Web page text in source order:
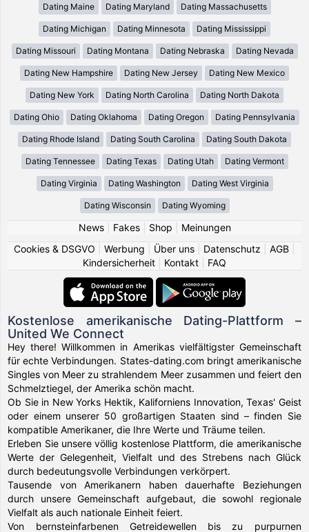
Dating Maine Dating Maryland Dating Massachusetts
Dating Michigan Dating Minnesota Dating Mississippi
Dating Missouri Dating Montana Dating Nebraska Dating Nevada
Dating New Hampshire Dating New Jersey Dating New Mexico
Dating New York Dating North Carolina Dating North Dakota
Dating Ohio Dating Oklahoma Dating Oregon Dating Pennsylvania
Dating Rhode Island Dating South Carolina Dating South Dakota
Dating Tennessee Dating Texas Dating Utah Dating Vermont
Dating Virginia Dating Washington Dating West Virginia
Dating Wisconsin Dating Wyoming
News| Fakes| Shop
Meinungen
Cookies & DSGVO
Werbung Über uns Datenschutz AGB
Kindersicherheit
Kontakt FAQ
Kostenlose amerikanische Dating-Plattform –
United We Connect
Hey there! Willkommen in Amerikas vielfältigster Gemeinschaft
für echte Verbindungen. States-dating.com bringt amerikanische
Singles von Meer zu strahlendem Meer zusammen und feiert den
Schmelztiegel, der Amerika schön macht.
Ob Sie in New Yorks Hektik, Kaliforniens Innovation, Texas' Geist
oder einem unserer 50 großartigen Staaten sind – finden Sie
kompatible Amerikaner, die Ihre Werte und Träume teilen.
Erleben Sie unsere völlig kostenlose Plattform, die amerikanische
Werte der Gelegenheit, Vielfalt und des Strebens nach Glück
durch bedeutungsvolle Verbindungen verkörpert.
Tausende von Amerikanern haben dauerhafte Beziehungen
durch unsere Gemeinschaft aufgebaut, die sowohl regionale
Vielfalt als auch nationale Einheit feiert.
Von bernsteinfarbenen Getreidewellen bis zu purpurnen